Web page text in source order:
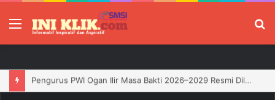
Menu
Jelang HUT RI, 3 Sumur Infill Baru di Zona 4 Dukung Kedaulatan Energi